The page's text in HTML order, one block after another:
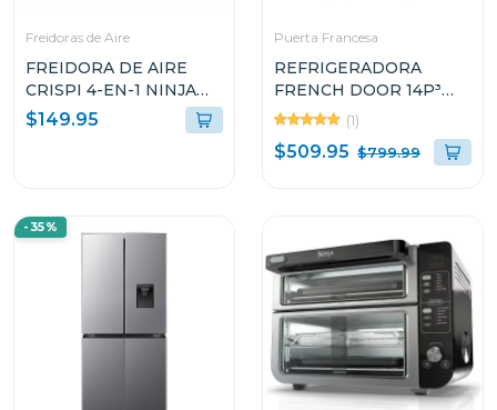
Freidoras de Aire
FREIDORA DE AIRE
CRISPI 4-EN-1 NINJA
DE COLOR BEIGE CON
RECIPIENTE DE
$149.95
Puerta Francesa
REFRIGERADORA
FRENCH DOOR 14P³
INVERTER CON
DISPENSADOR DE
AGUA RQ3P431NMBA
(1)
$509.95 $799.99
-35%